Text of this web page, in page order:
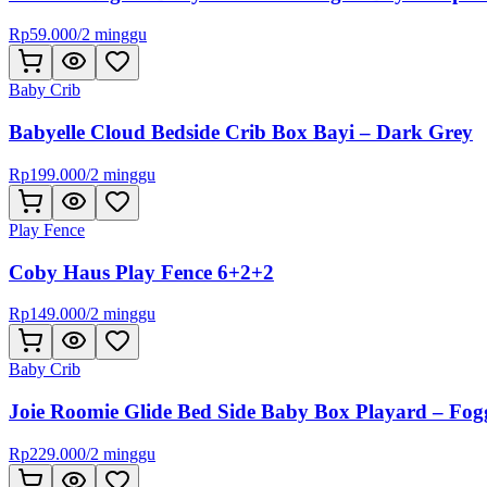
Rp59.000/2 minggu
Baby Crib
Babyelle Cloud Bedside Crib Box Bayi – Dark Grey
Rp199.000/2 minggu
Play Fence
Coby Haus Play Fence 6+2+2
Rp149.000/2 minggu
Baby Crib
Joie Roomie Glide Bed Side Baby Box Playard –
Rp229.000/2 minggu